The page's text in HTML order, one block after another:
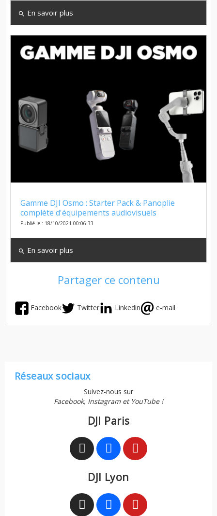
search En savoir plus
Gamme DJI Osmo : Starter Pack & Panoplie
complète d'équipements audiovisuels
Publié le : 18/10/2021 00:06:33
search En savoir plus
Partager ce contenu
Facebook Twitter Linkedin e-mail
Réseaux sociaux
Suivez-nous sur
Facebook, Instagram et YouTube !
DJI Paris
DJI Lyon